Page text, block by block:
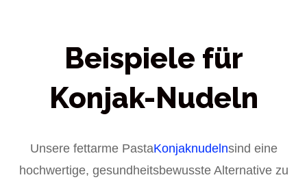
Beispiele für
Konjak-Nudeln
Unsere fettarme PastaKonjaknudelnsind eine
hochwertige, gesundheitsbewusste Alternative zu